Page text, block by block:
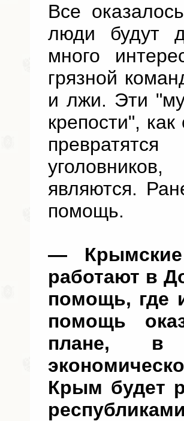
Все
люди будут
много
грязной
и лжи. Эти
крепости",
являются.
помощь.
—
работают в
помощь, где
помощь
плане, в
Крым будет